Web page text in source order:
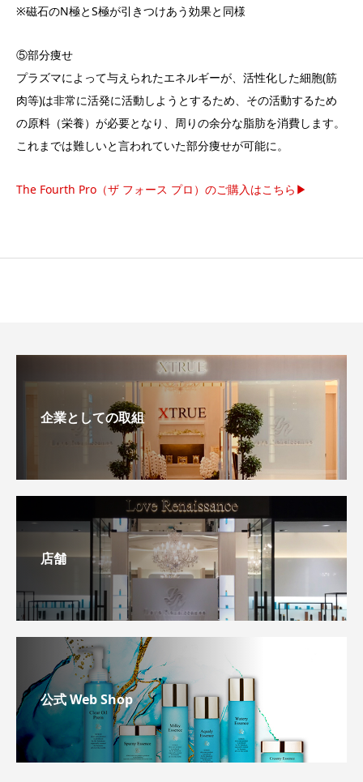
※磁石のN極とS極が引きつけあう効果と同様
⑤部分痩せ
プラズマによって与えられたエネルギーが、活性化した細胞(筋
肉等)は非常に活発に活動しようとするため、その活動するため
の原料（栄養）が必要となり、周りの余分な脂肪を消費します。
これまでは難しいと言われていた部分痩せが可能に。
The Fourth Pro（ザ フォース プロ）のご購入はこちら▶︎
企業としての取組
店舗
公式 Web Shop